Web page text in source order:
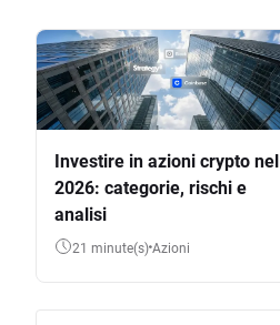
Investire in azioni crypto nel
2026: categorie, rischi e
analisi
21 minute(s) Azioni